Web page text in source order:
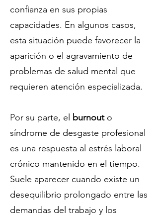
confianza en sus propias
capacidades. En algunos casos,
esta situación puede favorecer la
aparición o el agravamiento de
problemas de salud mental que
requieren atención especializada.
Por su parte, el burnouto
síndrome de desgaste profesional
es una respuesta al estrés laboral
crónico mantenido en el tiempo.
Suele aparecer cuando existe un
desequilibrio prolongado entre las
demandas del trabajo y los